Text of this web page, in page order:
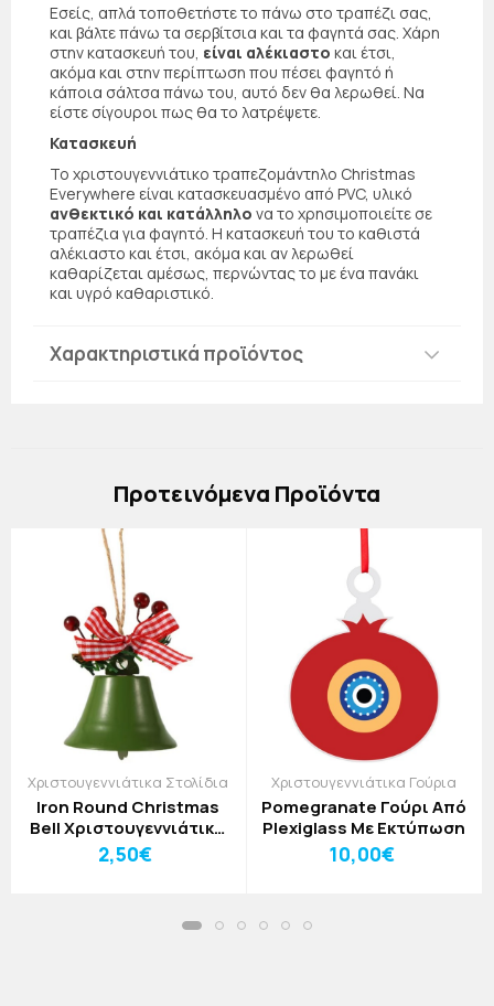
Εσείς, απλά τοποθετήστε το πάνω στο τραπέζι σας,
και βάλτε πάνω τα σερβίτσια και τα φαγητά σας. Χάρη
στην κατασκευή του, είναι αλέκιαστο και έτσι,
ακόμα και στην περίπτωση που πέσει φαγητό ή
κάποια σάλτσα πάνω του, αυτό δεν θα λερωθεί. Να
είστε σίγουροι πως θα το λατρέψετε.
Κατασκευή
Το χριστουγεννιάτικο τραπεζομάντηλο Christmas
Everywhere είναι κατασκευασμένο από PVC, υλικό
ανθεκτικό και κατάλληλο να το χρησιμοποιείτε σε
τραπέζια για φαγητό. Η κατασκευή του το καθιστά
αλέκιαστο και έτσι, ακόμα και αν λερωθεί
καθαρίζεται αμέσως, περνώντας το με ένα πανάκι
και υγρό καθαριστικό.
Χαρακτηριστικά προϊόντος
Πρoτεινόμενα Προϊόντα
Χριστουγεννιάτικα Στολίδια
Iron Round Christmas
Bell Χριστουγεννιάτικο
Στολίδι Πράσινο
2,50€
Χριστουγεννιάτικα Γούρια
Pomegranate Γούρι Από
Plexiglass Με Εκτύπωση
10,00€